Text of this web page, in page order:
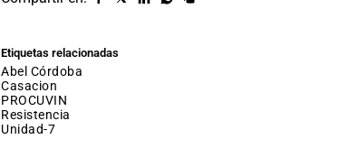
Compartir
Compartir
Compartir
Compartir
Copiar
Etiquetas relacionadas
Abel Córdoba
casacion
PROCUVIN
resistencia
unidad-7